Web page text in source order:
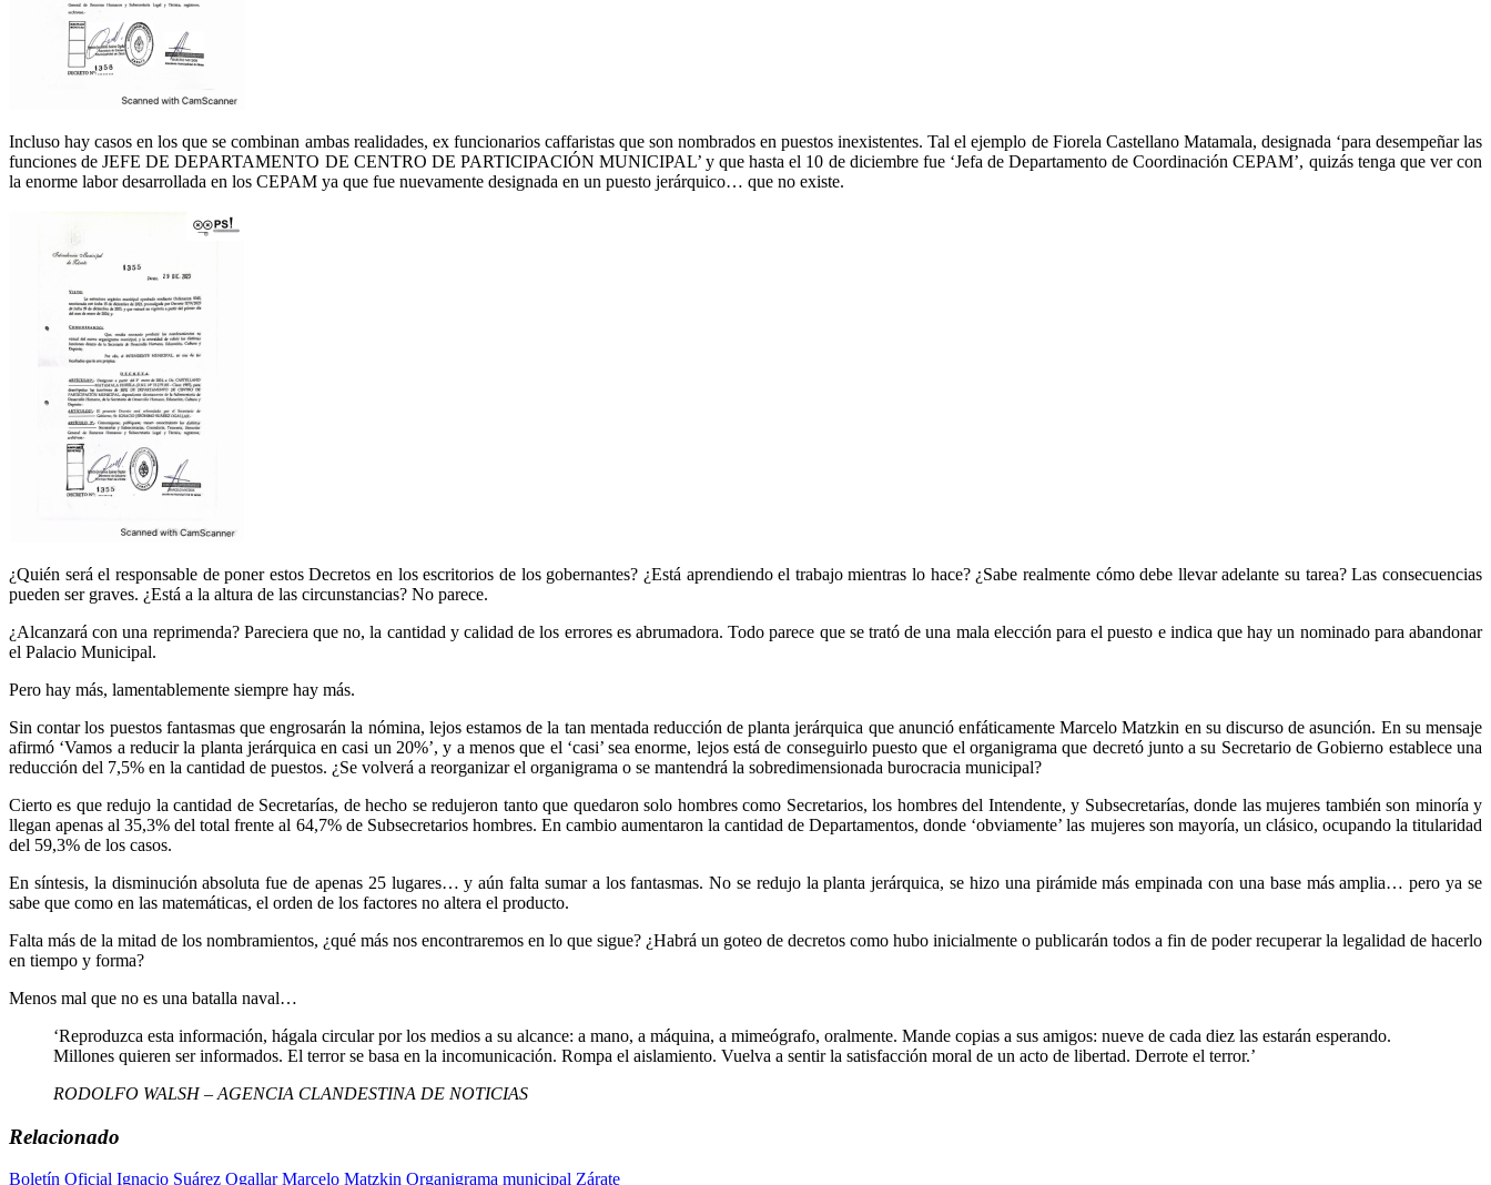
Incluso hay casos en los que se combinan ambas realidades, ex funcionarios caffaristas que son nombrados en puestos inexistentes. Tal el ejemplo de Fiorela Castellano Matamala, designada ‘para desempeñar las
funciones de JEFE DE DEPARTAMENTO DE CENTRO DE PARTICIPACIÓN MUNICIPAL’ y que hasta el 10 de diciembre fue ‘Jefa de Departamento de Coordinación CEPAM’, quizás tenga que ver con
la enorme labor desarrollada en los CEPAM ya que fue nuevamente designada en un puesto jerárquico… que no existe.
¿Quién será el responsable de poner estos Decretos en los escritorios de los gobernantes? ¿Está aprendiendo el trabajo mientras lo hace? ¿Sabe realmente cómo debe llevar adelante su tarea? Las consecuencias
pueden ser graves. ¿Está a la altura de las circunstancias? No parece.
¿Alcanzará con una reprimenda? Pareciera que no, la cantidad y calidad de los errores es abrumadora. Todo parece que se trató de una mala elección para el puesto e indica que hay un nominado para abandonar
el Palacio Municipal.
Pero hay más, lamentablemente siempre hay más.
Sin contar los puestos fantasmas que engrosarán la nómina, lejos estamos de la tan mentada reducción de planta jerárquica que anunció enfáticamente Marcelo Matzkin en su discurso de asunción. En su mensaje
afirmó ‘Vamos a reducir la planta jerárquica en casi un 20%’, y a menos que el ‘casi’ sea enorme, lejos está de conseguirlo puesto que el organigrama que decretó junto a su Secretario de Gobierno establece una
reducción del 7,5% en la cantidad de puestos. ¿Se volverá a reorganizar el organigrama o se mantendrá la sobredimensionada burocracia municipal?
Cierto es que redujo la cantidad de Secretarías, de hecho se redujeron tanto que quedaron solo hombres como Secretarios, los hombres del Intendente, y Subsecretarías, donde las mujeres también son minoría y
llegan apenas al 35,3% del total frente al 64,7% de Subsecretarios hombres. En cambio aumentaron la cantidad de Departamentos, donde ‘obviamente’ las mujeres son mayoría, un clásico, ocupando la titularidad
del 59,3% de los casos.
En síntesis, la disminución absoluta fue de apenas 25 lugares… y aún falta sumar a los fantasmas. No se redujo la planta jerárquica, se hizo una pirámide más empinada con una base más amplia… pero ya se
sabe que como en las matemáticas, el orden de los factores no altera el producto.
Falta más de la mitad de los nombramientos, ¿qué más nos encontraremos en lo que sigue? ¿Habrá un goteo de decretos como hubo inicialmente o publicarán todos a fin de poder recuperar la legalidad de hacerlo
en tiempo y forma?
Menos mal que no es una batalla naval…
‘Reproduzca esta información, hágala circular por los medios a su alcance: a mano, a máquina, a mimeógrafo, oralmente. Mande copias a sus amigos: nueve de cada diez las estarán esperando.
Millones quieren ser informados. El terror se basa en la incomunicación. Rompa el aislamiento. Vuelva a sentir la satisfacción moral de un acto de libertad. Derrote el terror.’
RODOLFO WALSH – AGENCIA CLANDESTINA DE NOTICIAS
Relacionado
Boletín Oficial Ignacio Suárez Ogallar Marcelo Matzkin Organigrama municipal Zárate